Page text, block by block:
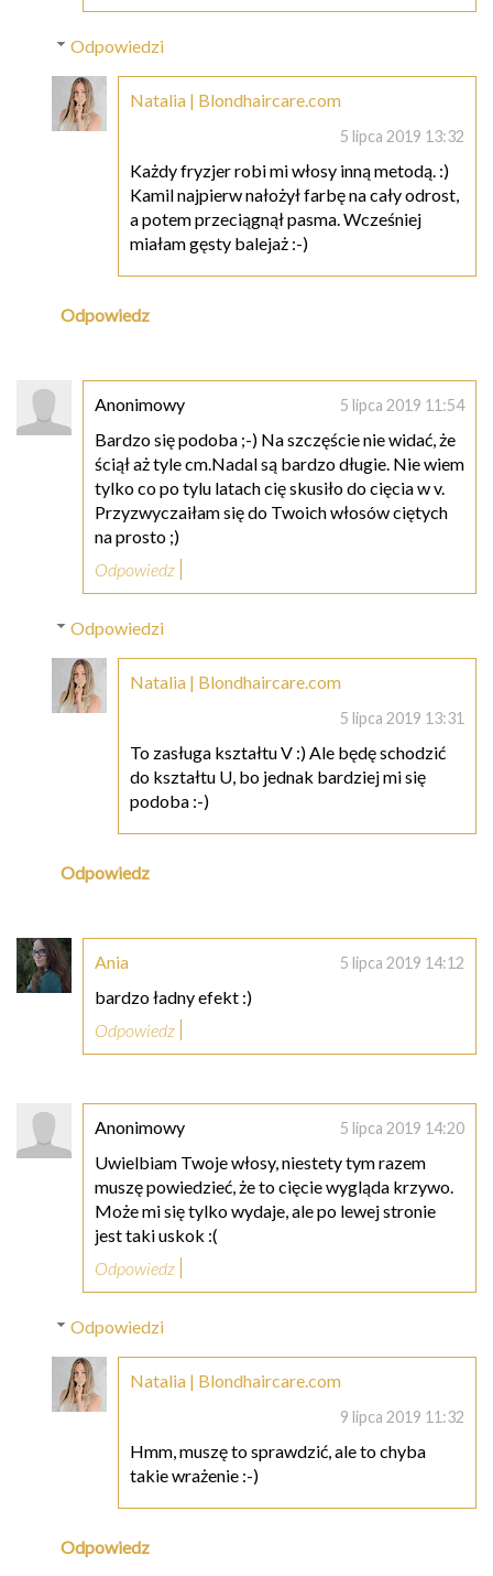
Odpowiedzi
Natalia | Blondhaircare.com
5 lipca 2019 13:32
Każdy fryzjer robi mi włosy inną metodą. :)
Kamil najpierw nałożył farbę na cały odrost,
a potem przeciągnął pasma. Wcześniej
miałam gęsty balejaż :-)
Odpowiedz
Anonimowy 5 lipca 2019 11:54
Bardzo się podoba ;-) Na szczęście nie widać, że
ściął aż tyle cm.Nadal są bardzo długie. Nie wiem
tylko co po tylu latach cię skusiło do cięcia w v.
Przyzwyczaiłam się do Twoich włosów ciętych
na prosto ;)
Odpowiedz
Odpowiedzi
Natalia | Blondhaircare.com
5 lipca 2019 13:31
To zasługa kształtu V :) Ale będę schodzić
do kształtu U, bo jednak bardziej mi się
podoba :-)
Odpowiedz
Ania 5 lipca 2019 14:12
bardzo ładny efekt :)
Odpowiedz
Anonimowy 5 lipca 2019 14:20
Uwielbiam Twoje włosy, niestety tym razem
muszę powiedzieć, że to cięcie wygląda krzywo.
Może mi się tylko wydaje, ale po lewej stronie
jest taki uskok :(
Odpowiedz
Odpowiedzi
Natalia | Blondhaircare.com
9 lipca 2019 11:32
Hmm, muszę to sprawdzić, ale to chyba
takie wrażenie :-)
Odpowiedz